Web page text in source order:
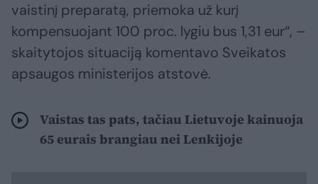
vaistinį preparatą, priemoka už kurį
kompensuojant 100 proc. lygiu bus 1,31 eur“, –
skaitytojos situaciją komentavo Sveikatos
apsaugos ministerijos atstovė.
Vaistas tas pats, tačiau Lietuvoje kainuoja
65 eurais brangiau nei Lenkijoje